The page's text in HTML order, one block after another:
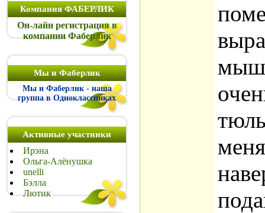
Компания ФАБЕРЛИК
Он-лайн регистрация в
компании Фаберлик
Мы и Фаберлик
Мы и Фаберлик - наша
группа в Одноклассниках
Активные участники
Ирэна
Ольга-Алёнушка
unelli
Бэлла
Лютик